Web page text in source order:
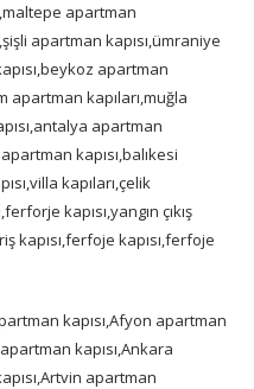
apartman
apartman kapısı,ümraniye
apartman
apartman kapıları,muğla
apartman
kapısı,balıkesi
kapıları,çelik
kapısı,yangın çıkış
kapısı,ferfoje kapısı,ferfoje
kapısı,Afyon apartman
kapısı,Ankara
apartman